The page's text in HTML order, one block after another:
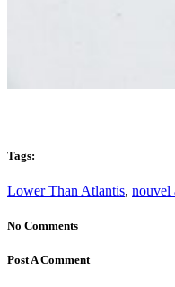
Tags:
Lower Than Atlantis, nouvel
No Comments
Post A Comment